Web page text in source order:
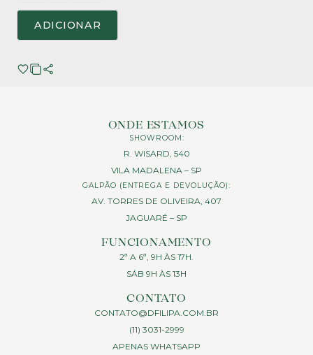
ADICIONAR
ONDE ESTAMOS
SHOWROOM:
R. WISARD, 540
VILA MADALENA – SP
GALPÃO (ENTREGA E DEVOLUÇÃO):
AV. TORRES DE OLIVEIRA, 407
JAGUARÉ – SP
FUNCIONAMENTO
2ª A 6ª, 9H ÀS 17H.
SÁB 9H ÀS 13H
CONTATO
CONTATO@DFILIPA.COM.BR
(11) 3031-2999
APENAS WHATSAPP